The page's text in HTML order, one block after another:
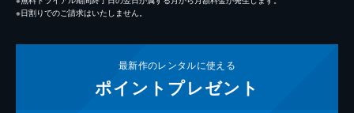
※日割りでのご請求はいたしません。
最新作のレンタルに使える
ポイント プレゼント